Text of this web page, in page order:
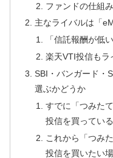
ファンドの仕組み
主なライバルは「
「信託報酬が低
楽天VTI投信もラ
SBI・バンガード・
選ぶかどうか
すでに「つみた
投信を買ってい
これから「つみ
投信を買いたい